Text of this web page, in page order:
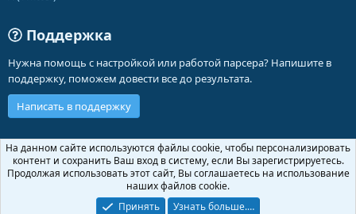
Поддержка
Нужна помощь с настройкой или работой парсера? Напишите в
поддержку, поможем довести все до результата.
Написать в поддержку
Russian (RU)
Обратная связь
Условия и правила
Политика конфиденциальности
Помощь
Community platform by XenForo ® © 2010-2026 XenForo Ltd.
На данном сайте используются файлы cookie, чтобы персонализировать
контент и сохранить Ваш вход в систему, если Вы зарегистрируетесь.
Продолжая использовать этот сайт, Вы соглашаетесь на использование
наших файлов cookie.
Принять
Узнать больше.…